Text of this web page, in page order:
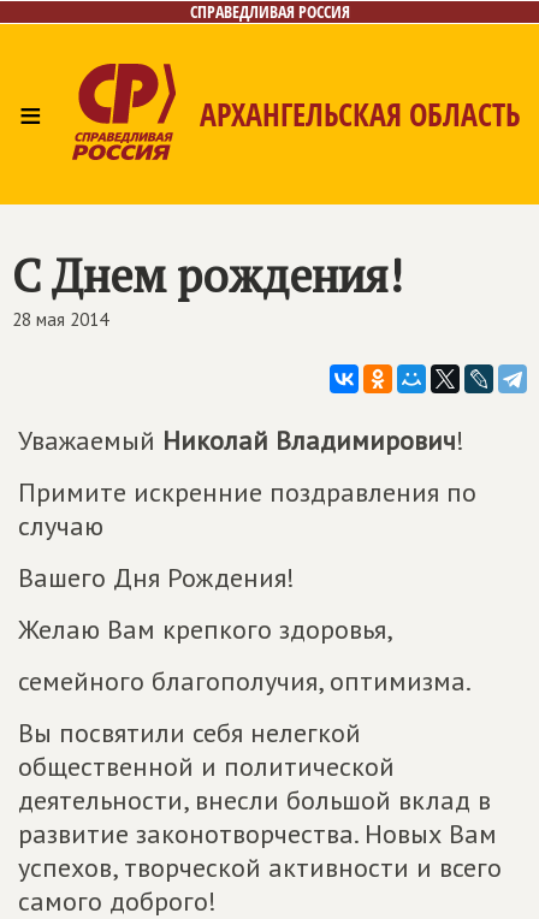
СПРАВЕДЛИВАЯ РОССИЯ
≡ АРХАНГЕЛЬСКАЯ ОБЛАСТЬ
С Днем рождения!
28 мая 2014
Уважаемый Николай Владимирович!
Примите искренние поздравления по
случаю
Вашего Дня Рождения!
Желаю Вам крепкого здоровья,
семейного благополучия, оптимизма.
Вы посвятили себя нелегкой
общественной и политической
деятельности, внесли большой вклад в
развитие законотворчества. Новых Вам
успехов, творческой активности и всего
самого доброго!